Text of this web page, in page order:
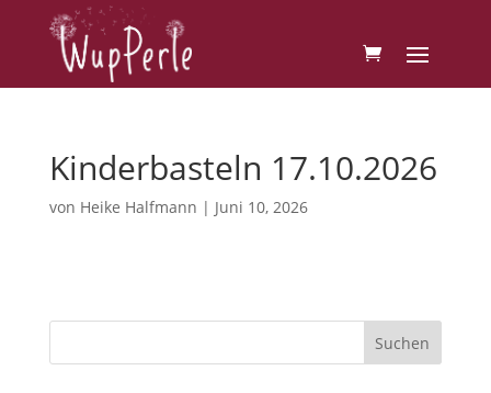
Kinderbasteln 17.10.2026
von Heike Halfmann | Juni 10, 2026